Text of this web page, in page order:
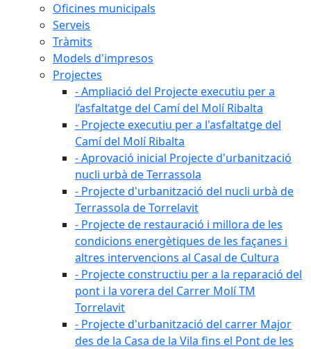
Oficines municipals
Serveis
Tràmits
Models d'impresos
Projectes
- Ampliació del Projecte executiu per a
l’asfaltatge del Camí del Molí Ribalta
- Projecte executiu per a l'asfaltatge del
Camí del Molí Ribalta
- Aprovació inicial Projecte d'urbanització
nucli urbà de Terrassola
- Projecte d'urbanització del nucli urbà de
Terrassola de Torrelavit
- Projecte de restauració i millora de les
condicions energètiques de les façanes i
altres intervencions al Casal de Cultura
- Projecte constructiu per a la reparació del
pont i la vorera del Carrer Molí TM
Torrelavit
- Projecte d'urbanització del carrer Major
des de la Casa de la Vila fins el Pont de les